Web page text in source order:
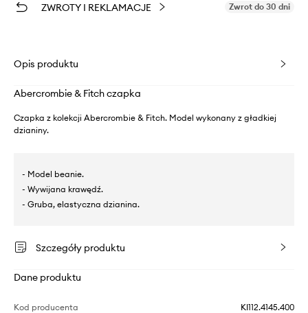
ZWROTY I REKLAMACJE Zwrot do 30 dni
Opis produktu
Abercrombie & Fitch czapka
Czapka z kolekcji Abercrombie & Fitch. Model wykonany z gładkiej
dzianiny.
- Model beanie.
- Wywijana krawędź.
- Gruba, elastyczna dzianina.
Szczegóły produktu
Dane produktu
Kod producenta KI112.4145.400